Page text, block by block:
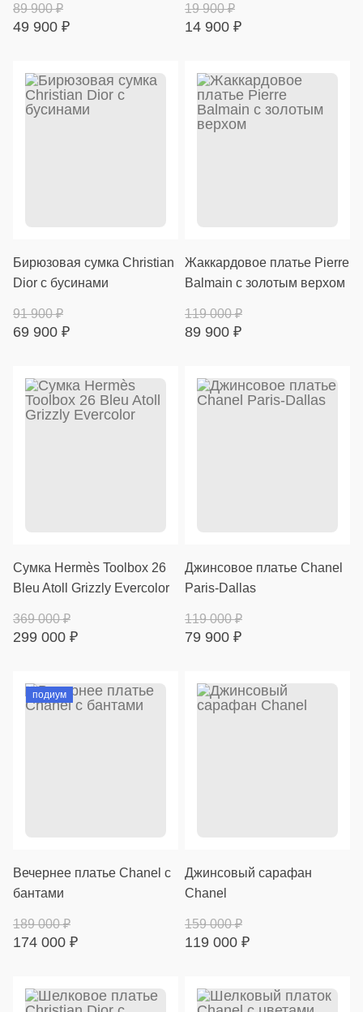
49 900 ₽
89 900₽
14 900 ₽
19 900₽
Бирюзовая сумка Christian
Dior с бусинами
69 900 ₽
91 900₽
Жаккардовое платье Pierre
Balmain с золотым верхом
89 900 ₽
119 000₽
Сумка Hermès Toolbox 26
Bleu Atoll Grizzly Evercolor
299 000 ₽
369 000₽
Джинсовое платье Chanel
Paris-Dallas
79 900 ₽
119 000₽
подиум
Вечернее платье Chanel с
бантами
174 000 ₽
189 000₽
Джинсовый сарафан
Chanel
119 000 ₽
159 000₽